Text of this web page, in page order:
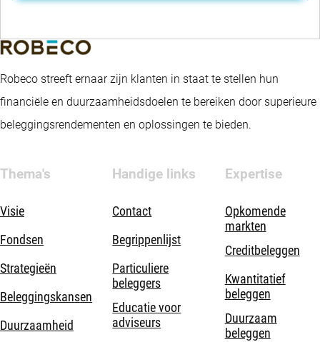
Robeco streeft ernaar zijn klanten in staat te stellen hun
financiële en duurzaamheidsdoelen te bereiken door superieure
beleggingsrendementen en oplossingen te bieden.
Thema's
Visie
Fondsen
Strategieën
Beleggingskansen
Duurzaamheid
Handige links
Contact
Begrippenlijst
Particuliere
beleggers
Educatie voor
adviseurs
Expertise
Opkomende
markten
Creditbeleggen
Kwantitatief
beleggen
Duurzaam
beleggen